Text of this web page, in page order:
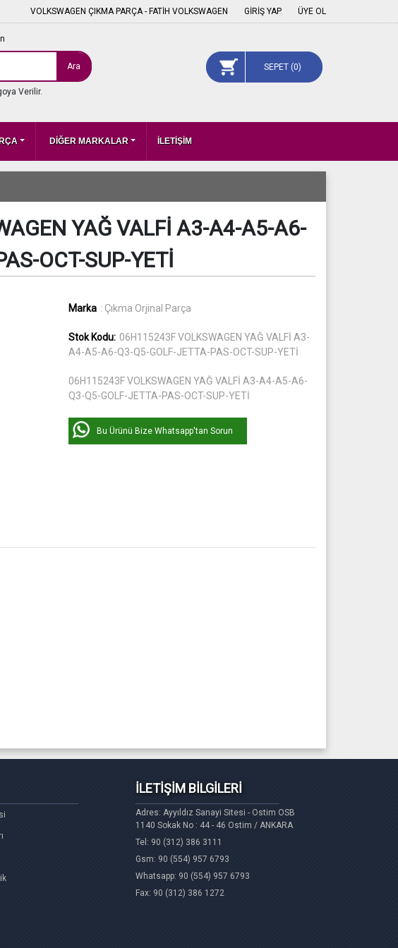
VOLKSWAGEN ÇIKMA PARÇA - FATİH VOLKSWAGEN GİRİŞ YAP ÜYE OL
Ara
Verilir.
SEPET (0)
DİĞER MARKALAR İLETİŞİM
YAĞ VALFİ A3-A4-A5-A6-
OCT-SUP-YETİ
Marka : Çıkma Orjinal Parça
Stok Kodu: 06H115243F VOLKSWAGEN YAĞ VALFİ A3-
A4-A5-A6-Q3-Q5-GOLF-JETTA-PAS-OCT-SUP-YETİ
06H115243F VOLKSWAGEN YAĞ VALFİ A3-A4-A5-A6-
Q3-Q5-GOLF-JETTA-PAS-OCT-SUP-YETİ
Bu Ürünü Bize Whatsapp'tan Sorun
İLETİŞİM BİLGİLERİ
Adres: Ayyıldız Sanayi Sitesi - Ostim OSB
1140 Sokak No : 44 - 46 Ostim / ANKARA
Tel: 90 (312) 386 3111
Gsm: 90 (554) 957 6793
Whatsapp: 90 (554) 957 6793
Fax: 90 (312) 386 1272